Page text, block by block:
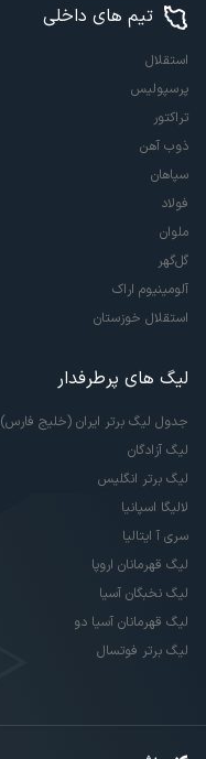
تیم های داخلی
استقلال
پرسپولیس
تراکتور
ذوب آهن
سپاهان
فولاد
ملوان
گل‌گهر
آلومینیوم اراک
استقلال خوزستان
لیگ های پرطرفدار
جدول لیگ برتر ایران (خلیج فارس)
لیگ آزادگان
لیگ برتر انگلیس
لالیگا اسپانیا
سری آ ایتالیا
لیگ قهرمانان اروپا
لیگ نخبگان آسیا
لیگ قهرمانان آسیا دو
لیگ برتر فوتسال